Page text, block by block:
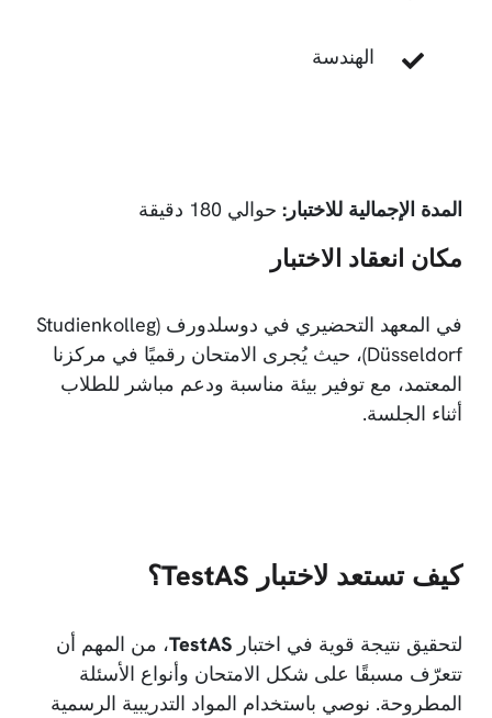
الهندسة
المدة الإجمالية للاختبار: حوالي 180 دقيقة
مكان انعقاد الاختبار
في المعهد التحضيري في دوسلدورف (Studienkolleg
Düsseldorf)، حيث يُجرى الامتحان رقميًا في مركزنا
المعتمد، مع توفير بيئة مناسبة ودعم مباشر للطلاب
أثناء الجلسة.
كيف تستعد لاختبار TestAS؟
لتحقيق نتيجة قوية في اختبار TestAS، من المهم أن
تتعرّف مسبقًا على شكل الامتحان وأنواع الأسئلة
المطروحة. نوصي باستخدام المواد التدريبية الرسمية